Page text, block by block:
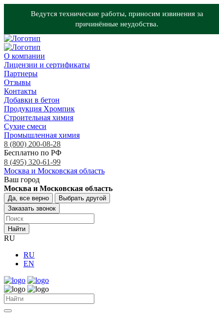
Ведутся технические работы, приносим извинения за
причинённые неудобства.
О компании
Лицензии и сертификаты
Партнеры
Отзывы
Контакты
Добавки в бетон
Продукция Хромпик
Строительная химия
Сухие смеси
Промышленная химия
8 (800) 200-08-28
Бесплатно по РФ
8 (495) 320-61-99
Москва и Московская область
Ваш город
Москва и Московская область
Да, все верно
Выбрать другой
Заказать звонок
Найти
RU
RU
EN